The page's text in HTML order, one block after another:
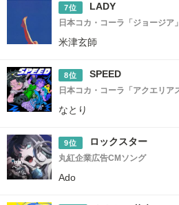
7位 LADY
日本コカ・コーラ「ジョージア
米津玄師
8位 SPEED
日本コカ・コーラ「アクエリア
なとり
9位 ロックスター
丸紅企業広告CMソング
Ado